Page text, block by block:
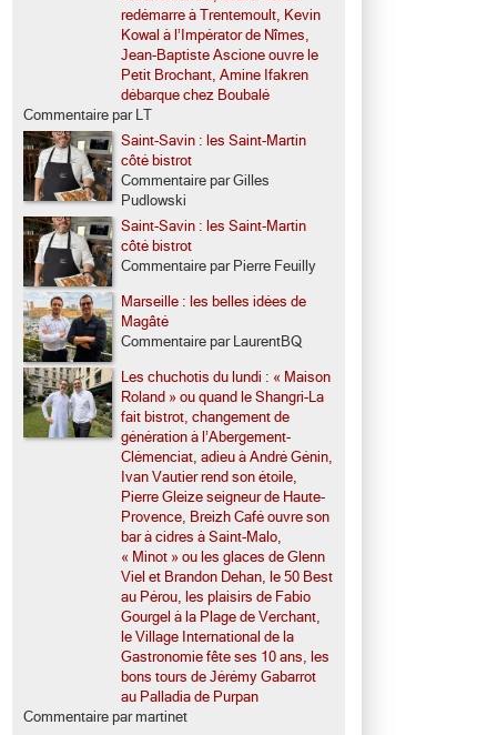
redémarre à Trentemoult, Kevin
Kowal à l’Impérator de Nîmes,
Jean-Baptiste Ascione ouvre le
Petit Brochant, Amine Ifakren
débarque chez Boubalé
Commentaire par LT
Saint-Savin : les Saint-Martin
côté bistrot
Commentaire par Gilles
Pudlowski
Saint-Savin : les Saint-Martin
côté bistrot
Commentaire par Pierre Feuilly
Marseille : les belles idées de
Magâté
Commentaire par LaurentBQ
Les chuchotis du lundi : « Maison
Roland » ou quand le Shangri-La
fait bistrot, changement de
génération à l’Abergement-
Clémenciat, adieu à André Génin,
Ivan Vautier rend son étoile,
Pierre Gleize seigneur de Haute-
Provence, Breizh Café ouvre son
bar à cidres à Saint-Malo,
« Minot » ou les glaces de Glenn
Viel et Brandon Dehan, le 50 Best
au Pérou, les plaisirs de Fabio
Gourgel à la Plage de Verchant,
le Village International de la
Gastronomie fête ses 10 ans, les
bons tours de Jérémy Gabarrot
au Palladia de Purpan
Commentaire par martinet